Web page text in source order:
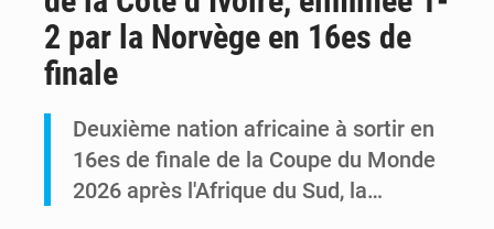
RDC : Kinshasa annonce des analyses croisées après des allégations sur des traces d’uranium dans le cobalt exporté
2 par la Norvège en 16es de
finale
Deuxième nation africaine à sortir en
16es de finale de la Coupe du Monde
2026 après l'Afrique du Sud, la…